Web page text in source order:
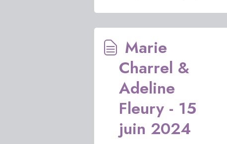
Marie
Charrel &
Adeline
Fleury - 15
juin 2024